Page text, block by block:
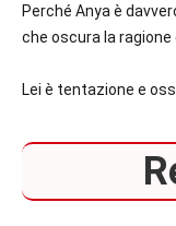
Perché Anya è
che oscura la ragione
Lei è tentazione e